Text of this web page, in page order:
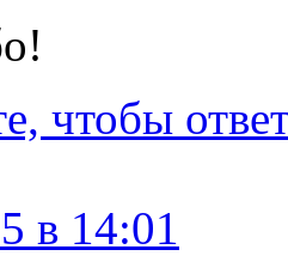
чтобы
в 14:01